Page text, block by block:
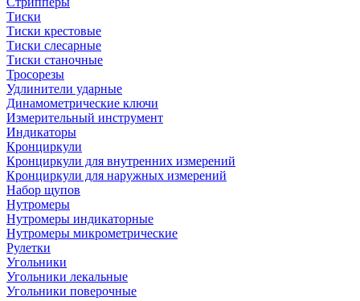
Тиски
Тиски крестовые
Тиски слесарные
Тиски станочные
Тросорезы
Удлинители ударные
Динамометрические ключи
Измерительный инструмент
Индикаторы
Кронциркули
Кронциркули для внутренних измерений
Кронциркули для наружных измерений
Набор щупов
Нутромеры
Нутромеры индикаторные
Нутромеры микрометрические
Рулетки
Угольники
Угольники лекальные
Угольники поверочные